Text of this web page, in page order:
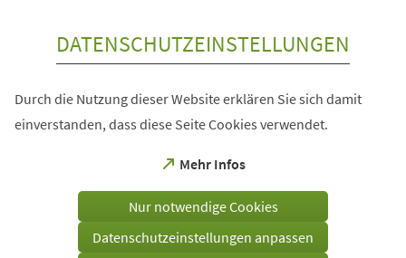
DATENSCHUTZEINSTELLUNGEN
Durch die Nutzung dieser Website erklären Sie sich damit
einverstanden, dass diese Seite Cookies verwendet.
Mehr Infos
(Öffnet
einem
Tab)
Nur notwendige Cookies
Datenschutzeinstellungen anpassen